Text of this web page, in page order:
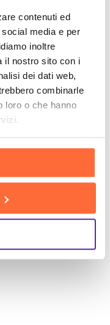
contenuti ed
media e per
inoltre
il nostro sito con i
dei dati web,
combinarle
loro o che hanno